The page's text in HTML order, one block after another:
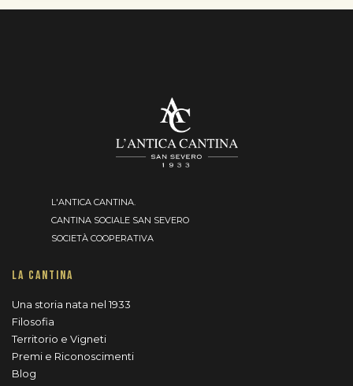
L'ANTICA CANTINA.
CANTINA SOCIALE SAN SEVERO
SOCIETÀ COOPERATIVA
LA CANTINA
Una storia nata nel 1933
Filosofia
Territorio e Vigneti
Premi e Riconoscimenti
Blog